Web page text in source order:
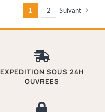
1 2 Suivant
EXPEDITION SOUS 24H
OUVREES